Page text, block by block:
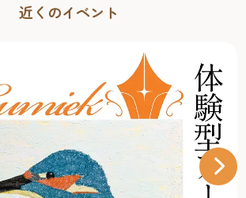
近くのイベント